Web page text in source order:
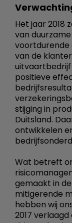
Het jaar 2018
van
van de
uitvaartbedrijf
positieve
stijging in
Duitsland.
ontwikkelen
Wat betreft
gemaakt in
mitigerende
hebben wij
2017